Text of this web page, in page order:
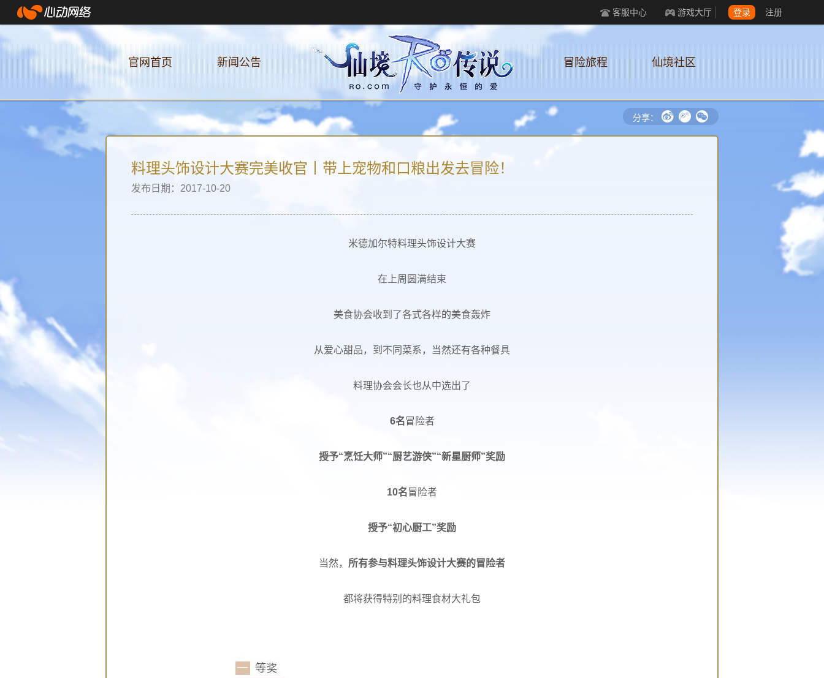
客服中心 游戏大厅 登录 注册
官网首页 新闻公告 冒险旅程 仙境社区
分享： f e w
料理头饰设计大赛完美收官丨带上宠物和口粮出发去冒险！
发布日期：2017-10-20
米德加尔特料理头饰设计大赛
在上周圆满结束
美食协会收到了各式各样的美食轰炸
从爱心甜品，到不同菜系，当然还有各种餐具
料理协会会长也从中选出了
6名冒险者
授予“烹饪大师”“厨艺游侠”“新星厨师”奖励
10名冒险者
授予“初心厨工”奖励
当然， 所有参与料理头饰设计大赛的冒险者
都将获得特别的料理食材大礼包